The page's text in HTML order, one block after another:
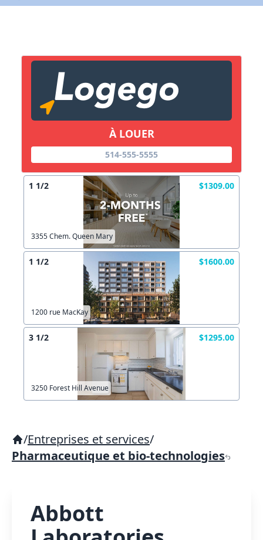
À LOUER
514-555-5555
1 1/2 $1309.00
3355 Chem. Queen Mary
1 1/2 $1600.00
1200 rue MacKay
3 1/2 $1295.00
3250 Forest Hill Avenue
/Entreprises et services/
Pharmaceutique et bio-technologies
Abbott
Lien vers inscription (sera inclus dans courriel)
Copier lien
X Fermer Envoyez